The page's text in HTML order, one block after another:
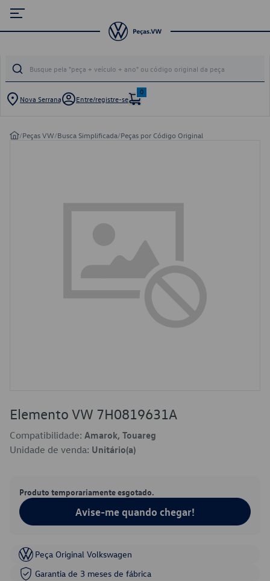
Nova Serrana Entre/registre-se
0
/Peças VW/Busca Simplificada/Peças por Código Original
Elemento VW 7H0819631A
Compatibilidade: Amarok, Touareg
Unidade de venda: Unitário(a)
Produto temporariamente esgotado.
Avise-me quando chegar!
Peça Original Volkswagen
Garantia de 3 meses de fábrica